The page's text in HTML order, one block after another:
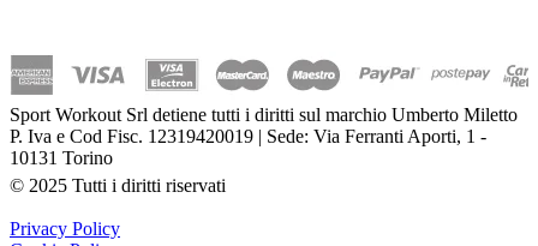
Sport Workout Srl detiene tutti i diritti sul marchio Umberto Miletto
P. Iva e Cod Fisc. 12319420019 | Sede: Via Ferranti Aporti, 1 -
10131 Torino
© 2025 Tutti i diritti riservati
Privacy Policy